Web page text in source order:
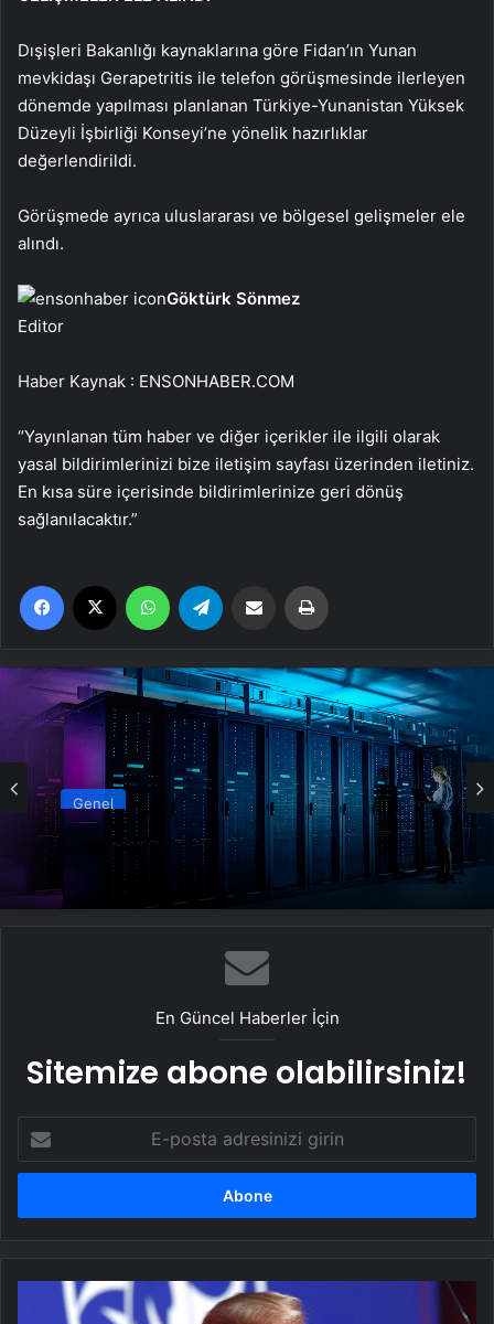
Dışişleri Bakanlığı kaynaklarına göre Fidan’ın Yunan
mevkidaşı Gerapetritis ile telefon görüşmesinde ilerleyen
dönemde yapılması planlanan Türkiye-Yunanistan Yüksek
Düzeyli İşbirliği Konseyi’ne yönelik hazırlıklar
değerlendirildi.
Görüşmede ayrıca uluslararası ve bölgesel gelişmeler ele
alındı.
Göktürk Sönmez
Editor
Haber Kaynak : ENSONHABER.COM
“Yayınlanan tüm haber ve diğer içerikler ile ilgili olarak
yasal bildirimlerinizi bize iletişim sayfası üzerinden iletiniz.
En kısa süre içerisinde bildirimlerinize geri dönüş
sağlanılacaktır.”
Facebook WhatsApp Email'den paylaş
Genel
Datahost İle Güvenilir Sunucu Hizmetleri
En Güncel Haberler İçin
Sitemize abone olabilirsiniz!
posta
adresinizi
Danimarka'dan
Trump'a